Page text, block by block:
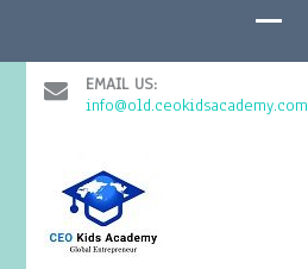
EMAIL US:
info@old.ceokidsacademy.com